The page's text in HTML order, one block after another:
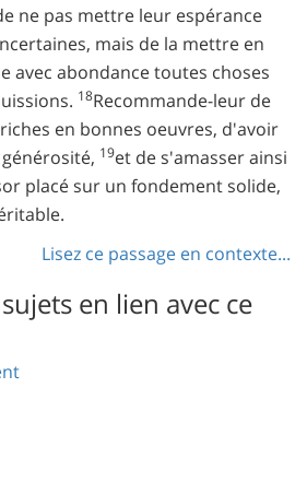
ne pas mettre leur espérance
mais de la mettre en
avec abondance toutes choses
18Recommande-leur de
en bonnes oeuvres, d'avoir
19et de s'amasser ainsi
placé sur un fondement solide,
Lisez ce passage en contexte...
en lien avec ce